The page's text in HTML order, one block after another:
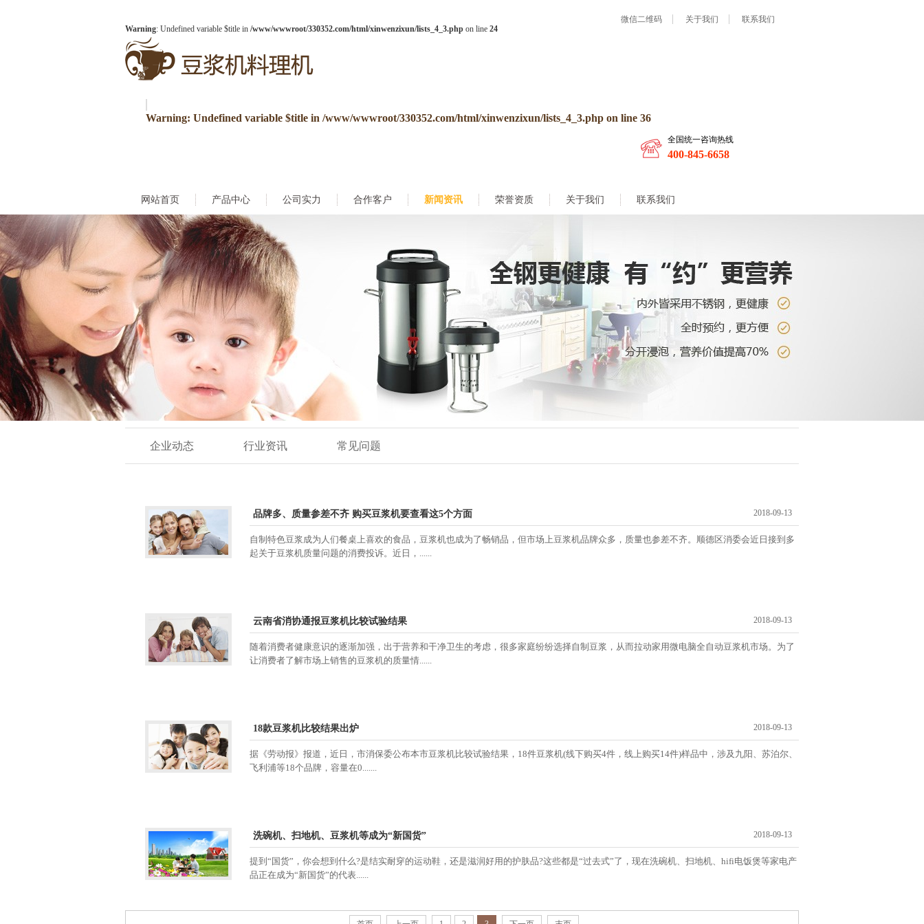
Warning: Undefined variable $title in /www/wwwroot/330352.com/html/xinwenzixun/lists_4_3.php on line 24
微信二维码 关于我们 联系我们
Warning: Undefined variable $title in /www/wwwroot/330352.com/html/xinwenzixun/lists_4_3.php on line 36
全国统一咨询热线
400-845-6658
网站首页 产品中心 公司实力 合作客户 新闻资讯 荣誉资质 关于我们 联系我们
企业动态 行业资讯 常见问题
品牌多、质量参差不齐 购买豆浆机要查看这5个方面 2018-09-13
自制特色豆浆成为人们餐桌上喜欢的食品，豆浆机也成为了畅销品，但市场上豆浆机品牌众多，质量也参差不齐。顺德区消委会近日接到多
起关于豆浆机质量问题的消费投诉。近日，......
云南省消协通报豆浆机比较试验结果 2018-09-13
随着消费者健康意识的逐渐加强，出于营养和干净卫生的考虑，很多家庭纷纷选择自制豆浆，从而拉动家用微电脑全自动豆浆机市场。为了
让消费者了解市场上销售的豆浆机的质量情......
18款豆浆机比较结果出炉 2018-09-13
据《劳动报》报道，近日，市消保委公布本市豆浆机比较试验结果，18件豆浆机(线下购买4件，线上购买14件)样品中，涉及九阳、苏泊尔、
飞利浦等18个品牌，容量在0.......
洗碗机、扫地机、豆浆机等成为“新国货” 2018-09-13
提到“国货”，你会想到什么?是结实耐穿的运动鞋，还是滋润好用的护肤品?这些都是“过去式”了，现在洗碗机、扫地机、hifi电饭煲等家电产
品正在成为“新国货”的代表......